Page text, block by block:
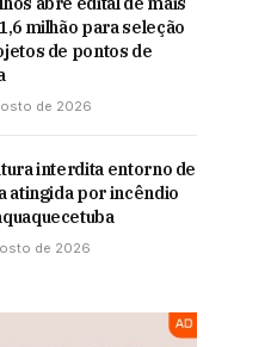
milhão para seleção
de pontos de
de 2026
interdita entorno de
atingida por incêndio
de 2026